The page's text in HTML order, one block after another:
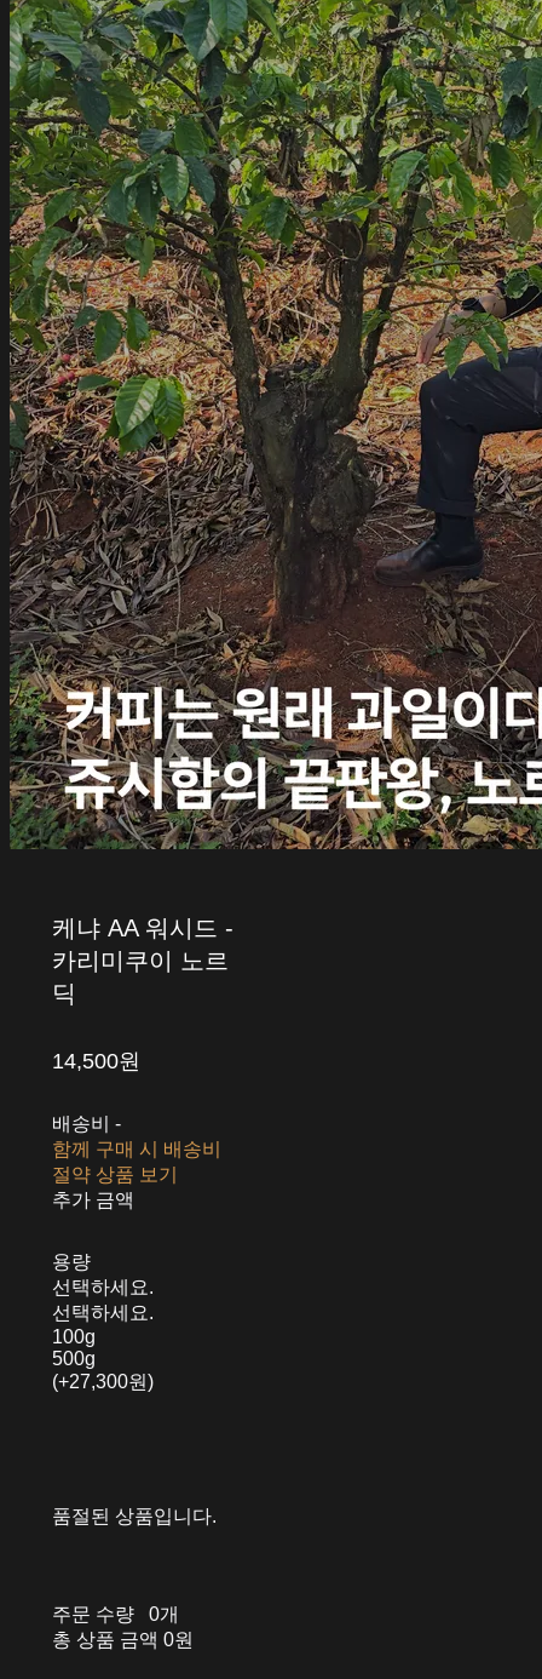
케냐 AA 워시드 -
카리미쿠이 노르
딕
14,500원
배송비 -
함께 구매 시 배송비
절약 상품 보기
추가 금액
용량
선택하세요.
선택하세요.
100g
500g
(+27,300원)
품절된 상품입니다.
주문 수량
0개
총 상품 금액 0원